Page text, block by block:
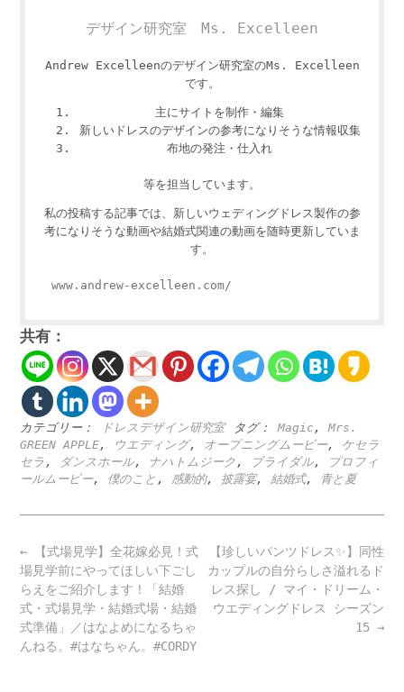
デザイン研究室 Ms. Excelleen
Andrew Excelleenのデザイン研究室のMs. Excelleen
です。
主にサイトを制作・編集
新しいドレスのデザインの参考になりそうな情報収集
布地の発注・仕入れ
等を担当しています。
私の投稿する記事では、新しいウェディングドレス製作の参
考になりそうな動画や結婚式関連の動画を随時更新していま
す。
www.andrew-excelleen.com/
共有：
カテゴリー： ドレスデザイン研究室 タグ： Magic , Mrs.
GREEN APPLE, ウエディング, オープニングムービー, ケセラ
セラ , ダンスホール, ナハトムジーク , ブライダル,
プロフィ
ールムービー, 僕のこと , 感動的, 披露宴, 結婚式, 青と夏
Post
navigation
【珍しいパンツドレス✨】同性
カップルの自分らしさ溢れるド
レス探し / マイ・ドリーム・
ウエディングドレス シーズン
15 →
← 【式場見学】全花嫁必見！式
場見学前にやってほしい下ごし
らえをご紹介します！「結婚
式・式場見学・結婚式場・結婚
式準備」／はなよめになるちゃ
んねる。#はなちゃん。#CORDY